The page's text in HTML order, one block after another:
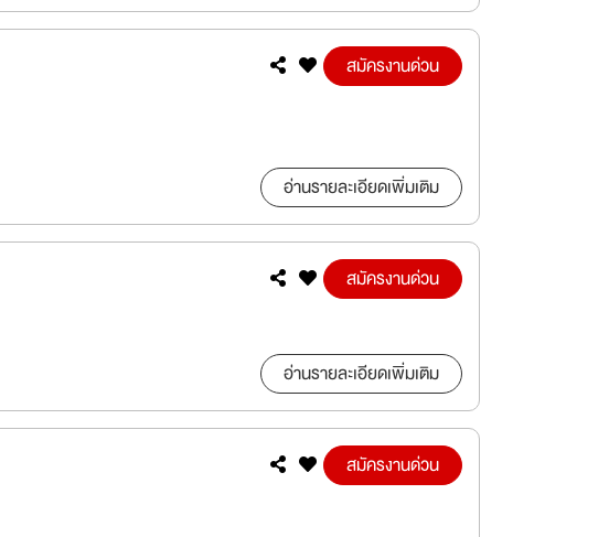
สมัครงานด่วน
อ่านรายละเอียดเพิ่มเติม
สมัครงานด่วน
อ่านรายละเอียดเพิ่มเติม
สมัครงานด่วน